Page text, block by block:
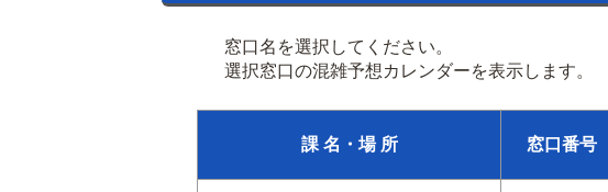
窓口名を選択してください。
選択窓口の混雑予想カレンダーを表示します。
課 名・場 所 窓口番号